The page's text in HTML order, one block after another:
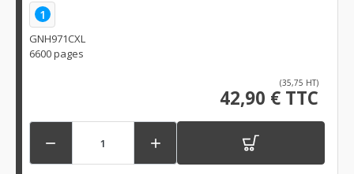
1
GNH971CXL
6600 pages
(35,75 HT)
42,90 € TTC
 